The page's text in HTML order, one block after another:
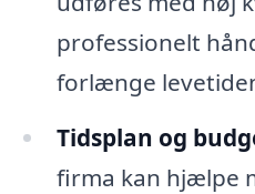
professionelt
forlænge
Tidsplan og
firma kan hjælpe